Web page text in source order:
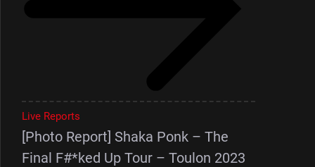
Live Reports
[Photo Report] Shaka Ponk – The
Final F#*ked Up Tour – Toulon 2023